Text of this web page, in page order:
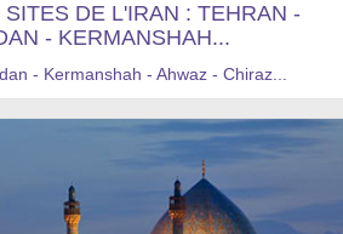
DE L'IRAN : TEHRAN -
- KERMANSHAH...
- Kermanshah - Ahwaz - Chiraz...